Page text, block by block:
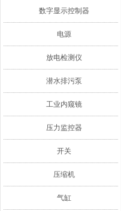
数字显示控制器
电源
放电检测仪
潜水排污泵
工业内窥镜
压力监控器
开关
压缩机
气缸